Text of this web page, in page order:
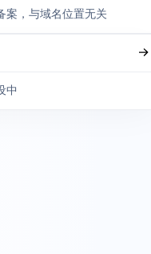
案，与域名位置无关
中